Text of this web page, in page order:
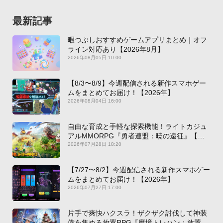
最新記事
暇つぶしおすすめゲームアプリまとめ｜オフ
ライン対応あり【2026年8月】
2026年08月05日 10:00
【8/3〜8/9】今週配信される新作スマホゲー
ムをまとめてお届け！【2026年】
2026年08月04日 16:00
自由な育成と手軽な探索機能！ライトカジュ
アルMMORPG『勇者連盟：暁の遠征』【最
新作PICKUP】
2026年07月28日 18:20
【7/27〜8/2】今週配信される新作スマホゲー
ムをまとめてお届け！【2026年】
2026年07月27日 17:00
片手で爽快ハクスラ！ザクザク討伐して神装